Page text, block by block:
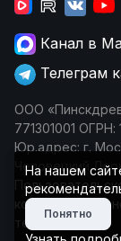
Канал в
Телеграм
ООО
771301001
Юр.адрес: г.
Чеповецкий
технологии
На нашем
Понятно